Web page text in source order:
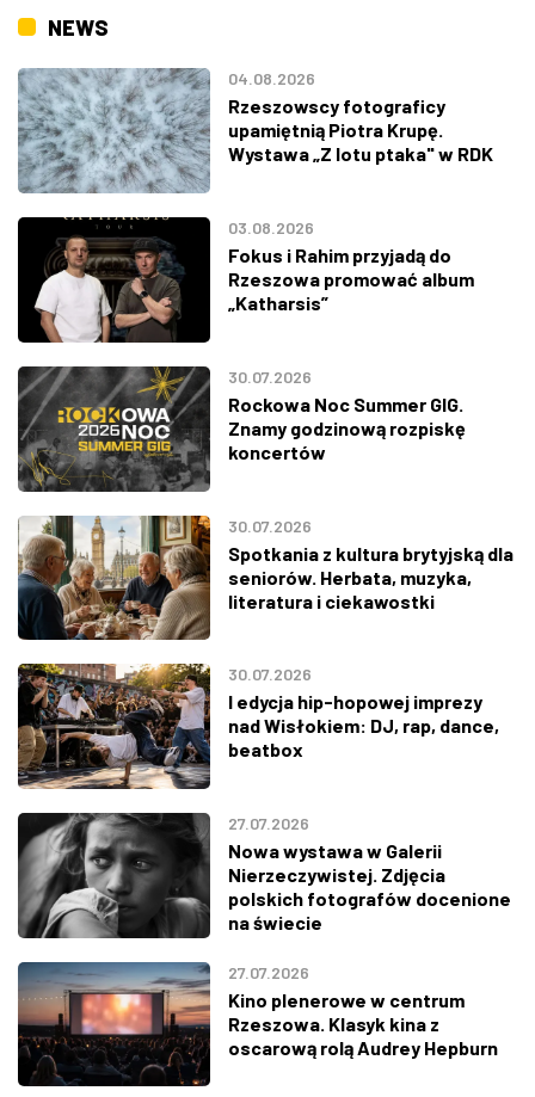
NEWS
04.08.2026
Rzeszowscy fotograficy
upamiętnią Piotra Krupę.
Wystawa „Z lotu ptaka" w RDK
03.08.2026
Fokus i Rahim przyjadą do
Rzeszowa promować album
„Katharsis”
30.07.2026
Rockowa Noc Summer GIG.
Znamy godzinową rozpiskę
koncertów
30.07.2026
Spotkania z kultura brytyjską dla
seniorów. Herbata, muzyka,
literatura i ciekawostki
30.07.2026
I edycja hip-hopowej imprezy
nad Wisłokiem: DJ, rap, dance,
beatbox
27.07.2026
Nowa wystawa w Galerii
Nierzeczywistej. Zdjęcia
polskich fotografów docenione
na świecie
27.07.2026
Kino plenerowe w centrum
Rzeszowa. Klasyk kina z
oscarową rolą Audrey Hepburn